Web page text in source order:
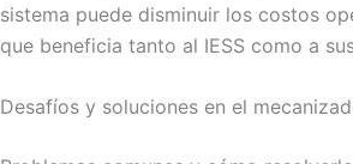
sistema puede disminuir los costos
que beneficia tanto al IESS como a
Desafíos y soluciones en el